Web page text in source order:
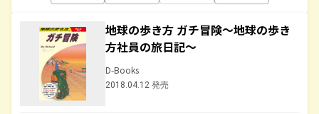
地球の歩き方 ガチ冒険～地球の歩き
方社員の旅日記～
D-Books
2018.04.12 発売